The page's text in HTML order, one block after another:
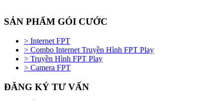
SẢN PHẨM GÓI CƯỚC
> Internet FPT
> Combo Internet Truyền Hình FPT Play
> Truyền Hình FPT Play
> Camera FPT
ĐĂNG KÝ TƯ VẤN